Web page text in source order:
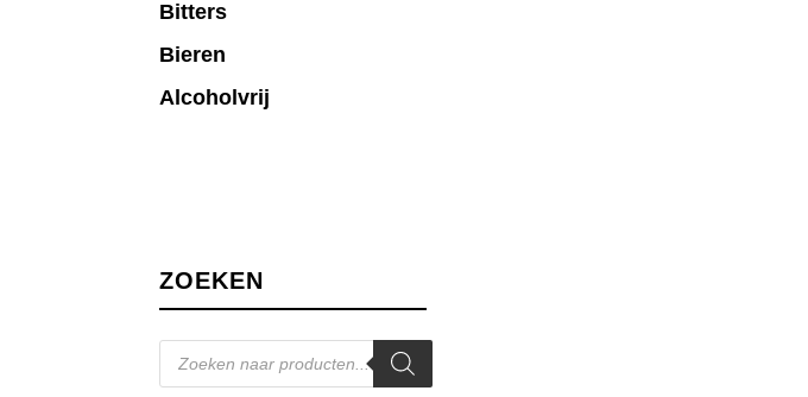
Bitters
Bieren
Alcoholvrij
ZOEKEN
Producten
zoeken